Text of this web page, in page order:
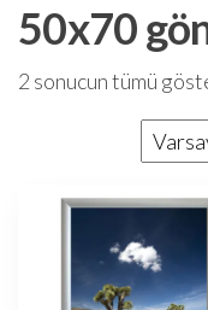
50x70
2 sonucun tümü